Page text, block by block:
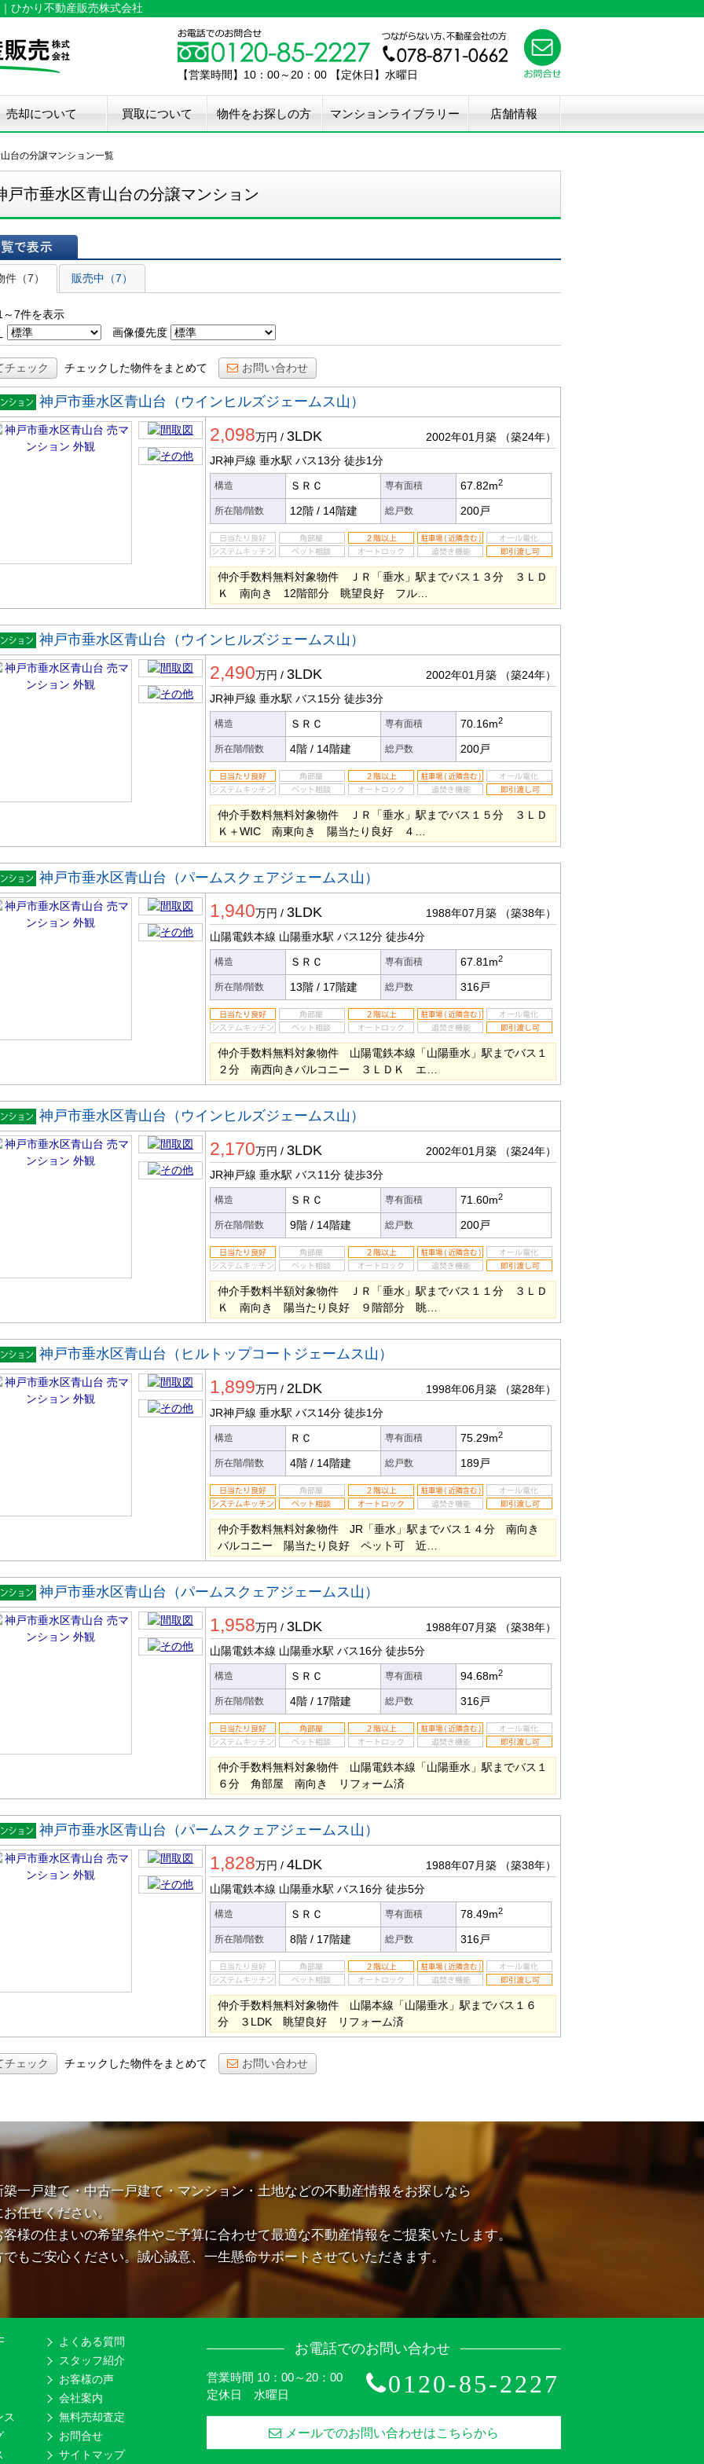
ひかり不動産販売株式会社
【営業時間】10：00～20：00 【定休日】水曜日
売却について
手数料50%OFF
無料査定
住宅瑕疵保証
設備検査保証
ア・メンテナンス
スクリーニング
品撤去サービス
買取について 物件をお探しの方 マンションライブラリー 店舗情報
台の分譲マンション一覧
戸市垂水区青山台の分譲マンション
示
件（7）
販売中（7）
7件を表示
画像優先度
チェック チェックした物件をまとめて お問い合わせ
ンシ
神戸市垂水区青山台（ウインヒルズジェームス山）
2,098万円 / 3LDK 2002年01月築
（築24年）
JR神戸線 垂水駅 バス13分 徒歩1分
構造 ＳＲＣ 専有面積 67.82m2
所在階/階数 12階 / 14階建 総戸数 200戸
仲介手数料無料対象物件 ＪＲ「垂水」駅までバス１３分 ３ＬＤ
Ｋ 南向き 12階部分 眺望良好 フル…
ンシ
神戸市垂水区青山台（ウインヒルズジェームス山）
2,490万円 / 3LDK 2002年01月築
（築24年）
JR神戸線 垂水駅 バス15分 徒歩3分
構造 ＳＲＣ 専有面積 70.16m2
所在階/階数 4階 / 14階建 総戸数 200戸
仲介手数料無料対象物件 ＪＲ「垂水」駅までバス１５分 ３ＬＤ
Ｋ＋WIC 南東向き 陽当たり良好 ４…
ンシ
神戸市垂水区青山台（パームスクェアジェームス山）
1,940万円 / 3LDK 1988年07月築
（築38年）
山陽電鉄本線 山陽垂水駅 バス12分 徒歩4分
構造 ＳＲＣ 専有面積 67.81m2
所在階/階数 13階 / 17階建 総戸数 316戸
仲介手数料無料対象物件 山陽電鉄本線「山陽垂水」駅までバス１
２分 南西向きバルコニー ３ＬＤＫ エ…
ンシ
神戸市垂水区青山台（ウインヒルズジェームス山）
2,170万円 / 3LDK 2002年01月築
（築24年）
JR神戸線 垂水駅 バス11分 徒歩3分
構造 ＳＲＣ 専有面積 71.60m2
所在階/階数 9階 / 14階建 総戸数 200戸
仲介手数料半額対象物件 ＪＲ「垂水」駅までバス１１分 ３ＬＤ
Ｋ 南向き 陽当たり良好 ９階部分 眺…
ンシ
神戸市垂水区青山台（ヒルトップコートジェームス山）
1,899万円 / 2LDK 1998年06月築
（築28年）
JR神戸線 垂水駅 バス14分 徒歩1分
構造 ＲＣ 専有面積 75.29m2
所在階/階数 4階 / 14階建 総戸数 189戸
仲介手数料無料対象物件 JR「垂水」駅までバス１４分 南向き
バルコニー 陽当たり良好 ペット可 近…
ンシ
神戸市垂水区青山台（パームスクェアジェームス山）
1,958万円 / 3LDK 1988年07月築
（築38年）
山陽電鉄本線 山陽垂水駅 バス16分 徒歩5分
構造 ＳＲＣ 専有面積 94.68m2
所在階/階数 4階 / 17階建 総戸数 316戸
仲介手数料無料対象物件 山陽電鉄本線「山陽垂水」駅までバス１
６分 角部屋 南向き リフォーム済
ンシ
神戸市垂水区青山台（パームスクェアジェームス山）
1,828万円 / 4LDK 1988年07月築
（築38年）
山陽電鉄本線 山陽垂水駅 バス16分 徒歩5分
構造 ＳＲＣ 専有面積 78.49m2
所在階/階数 8階 / 17階建 総戸数 316戸
仲介手数料無料対象物件 山陽本線「山陽垂水」駅までバス１６
分 ３LDK 眺望良好 リフォーム済
チェック チェックした物件をまとめて お問い合わせ
一戸建て・中古一戸建て・マンション・土地などの不動産情報をお探しなら
任せください。
様の住まいの希望条件やご予算に合わせて最適な不動産情報をご提案いたします。
もご安心ください。誠心誠意、一生懸命サポートさせていただきます。
ス
よくある質問
スタッフ紹介
お客様の声
会社案内
無料売却査定
お問合せ
サイトマップ
お電話でのお問い合わせ
営業時間 10：00～20：00
定休日 水曜日
0120-85-2227
メールでのお問い合わせはこちらから